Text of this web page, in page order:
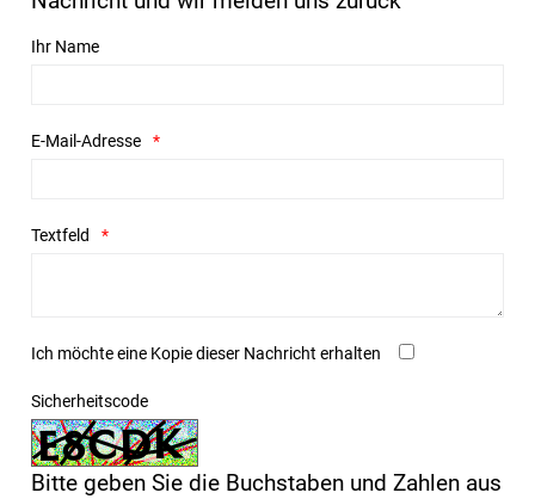
Ihr Name
E-Mail-Adresse
Textfeld
Ich möchte eine Kopie dieser Nachricht erhalten
Sicherheitscode
Bitte geben Sie die Buchstaben und Zahlen aus